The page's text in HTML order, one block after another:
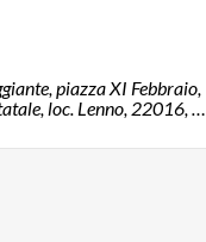
piazza XI Febbraio,
Lenno Via Statale, loc. Lenno, 22016, Tremezzina (CO)